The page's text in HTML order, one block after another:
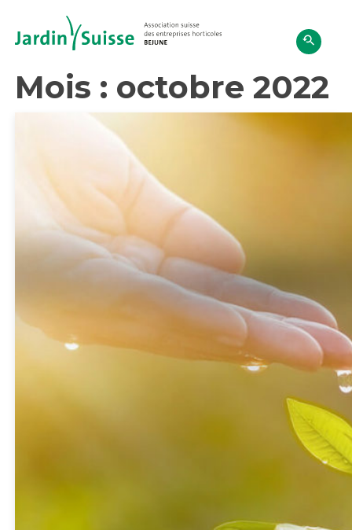
content
Mois : octobre 2022